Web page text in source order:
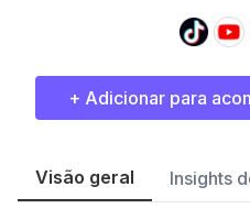
+ Adicionar para
Visão geral Insights